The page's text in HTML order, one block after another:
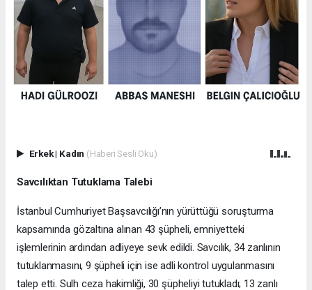
Erkek| Kadın (Haberi Sesli Oku)
Savcılıktan Tutuklama Talebi
İstanbul Cumhuriyet Başsavcılığı’nın yürüttüğü soruşturma
kapsamında gözaltına alınan 43 şüpheli, emniyetteki
işlemlerinin ardından adliyeye sevk edildi. Savcılık, 34 zanlının
tutuklanmasını, 9 şüpheli için ise adli kontrol uygulanmasını
talep etti. Sulh ceza hakimliği, 30 şüpheliyi tutukladı; 13 zanlı